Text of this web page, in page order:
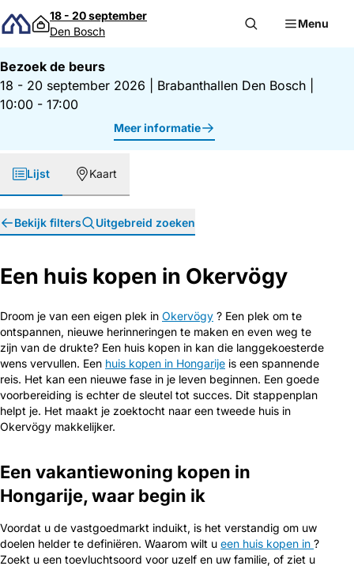
Direct naar inhoud
18 - 20 september
Den Bosch
Menu
Bezoek de beurs
18 - 20 september 2026
Brabanthallen Den Bosch
10:00 - 17:00
Meer informatie
Lijst Kaart
Bekijk filters Uitgebreid zoeken
Een huis kopen in Okervögy
Droom je van een eigen plek in Okervögy ? Een plek om te
ontspannen, nieuwe herinneringen te maken en even weg te
zijn van de drukte? Een huis kopen in kan die langgekoesterde
wens vervullen. Een huis kopen in Hongarije is een spannende
reis. Het kan een nieuwe fase in je leven beginnen. Een goede
voorbereiding is echter de sleutel tot succes. Dit stappenplan
helpt je. Het maakt je zoektocht naar een tweede huis in
Okervögy makkelijker.
Een vakantiewoning kopen in
Hongarije, waar begin ik
Voordat u de vastgoedmarkt induikt, is het verstandig om uw
doelen helder te definiëren. Waarom wilt u een huis kopen in ?
Zoekt u een toevluchtsoord voor uzelf en uw familie, of ziet u